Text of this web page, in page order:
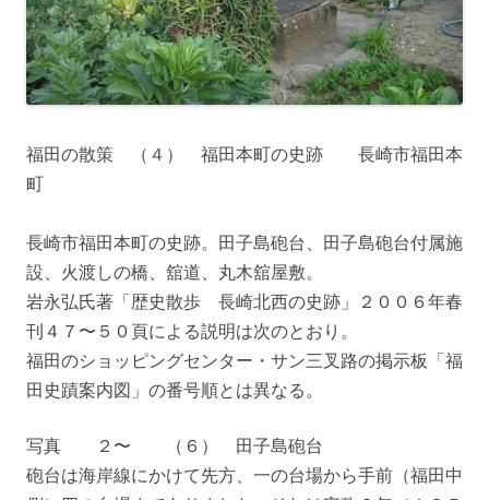
福田の散策 （４） 福田本町の史跡 長崎市福田本
町
長崎市福田本町の史跡。田子島砲台、田子島砲台付属施
設、火渡しの橋、舘道、丸木舘屋敷。
岩永弘氏著「歴史散歩 長崎北西の史跡」２００６年春
刊４７〜５０頁による説明は次のとおり。
福田のショッピングセンター・サン三叉路の掲示板「福
田史蹟案内図」の番号順とは異なる。
写真 ２〜 （６） 田子島砲台
砲台は海岸線にかけて先方、一の台場から手前（福田中